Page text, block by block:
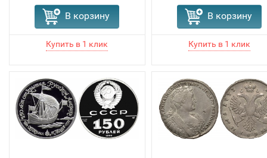
В корзину В корзину